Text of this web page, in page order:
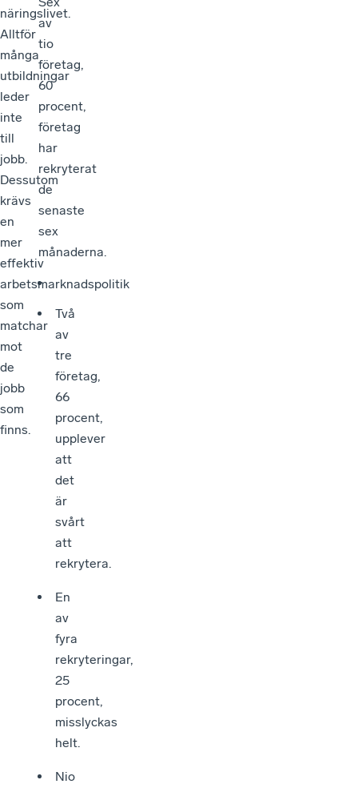
näringslivet.
Alltför
många
utbildningar
leder
inte
till
jobb.
Dessutom
krävs
en
mer
effektiv
arbetsmarknadspolitik
som
matchar
mot
de
jobb
som
finns.
av
tio
företag,
60
procent,
företag
har
rekryterat
de
senaste
sex
månaderna.
Två
av
tre
företag,
66
procent,
upplever
att
det
är
svårt
att
rekrytera.
En
av
fyra
rekryteringar,
25
procent,
misslyckas
helt.
Nio